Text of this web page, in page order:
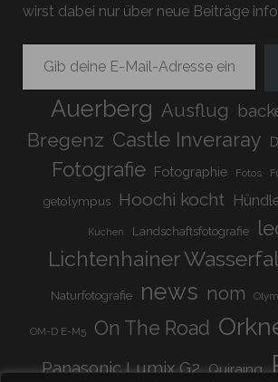
wirst dabei nur über neue Beiträge
Gib deine E-Mail-Adresse ein ...
Auerberg Ausflug
Bregenz Castle Inveraray
Fotografie Fotographie Fotos
getolympus Hoochi kocht
Kuchen Landschaftsfotografie
Lichtenhainer
Naturfotografie news nom
OM-D E-M5 On The Road
Panasonic Lumix G2 Quiraing